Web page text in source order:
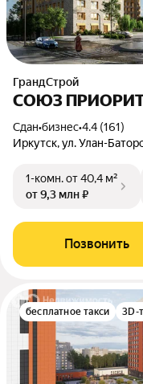
ГрандСтрой
СОЮЗ
Сдан•бизнес•4.4 (161)
Иркутск, ул. Улан-
1-комн.от 40,4 м²
от 9,3 млн ₽
Позвонить
бесплатное такси 3D-